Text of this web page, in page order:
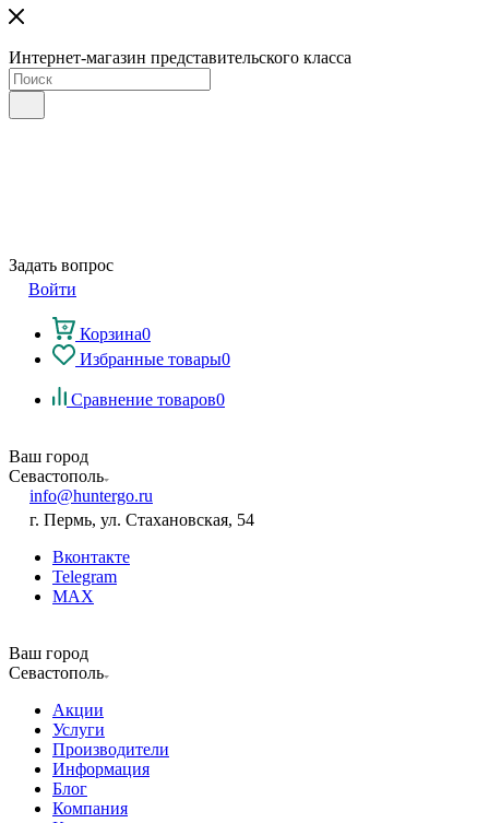
Интернет-магазин представительского класса
Задать вопрос
Войти
Корзина0
Избранные товары0
Сравнение товаров0
Ваш город
Севастополь
info@huntergo.ru
г. Пермь, ул. Стахановская, 54
Вконтакте
Telegram
MAX
Ваш город
Севастополь
Акции
Услуги
Производители
Информация
Блог
Компания